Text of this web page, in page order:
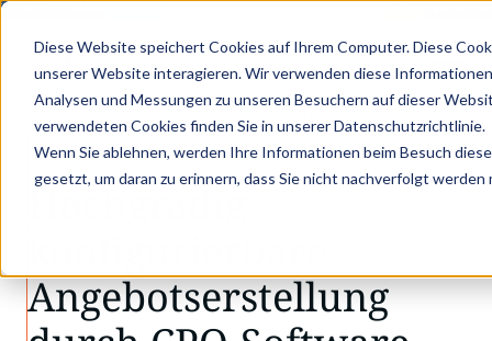
Diese Website speichert Cookies auf Ihrem Computer. Diese
unserer Website interagieren. Wir verwenden diese
Analysen und Messungen zu unseren Besuchern auf dieser
verwendeten Cookies finden Sie in unserer Datenschutzrichtlinie.
Wenn Sie ablehnen, werden Ihre Informationen beim Besuch
gesetzt, um daran zu erinnern, dass Sie nicht nachverfolgt werden
MIT STRUKTURIERTEN PRODUKTDATEN ZUM DIGITALEN PRODUKTPASS -
Knowledge•
Hochgradig konfigurierbare Ang…
ARTIKEL
Hochgradig
Angebotserstellung